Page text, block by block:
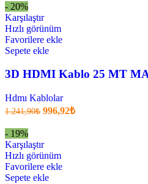
- 20%
Karşılaştır
Hızlı görünüm
Favorilere ekle
Sepete ekle
3D HDMI Kablo 25 MT
Hdmı Kablolar
1.241,90₺ Orijinal
996,92₺Şu
- 19%
Karşılaştır
Hızlı görünüm
Favorilere ekle
Sepete ekle